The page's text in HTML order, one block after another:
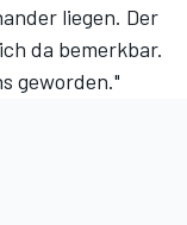
liegen. Der
da bemerkbar.
geworden."